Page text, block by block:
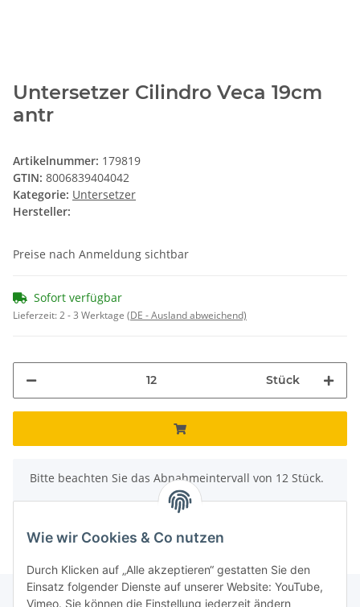
Untersetzer Cilindro Veca 19cm
antr
Artikelnummer: 179819
GTIN: 8006839404042
Kategorie: Untersetzer
Hersteller:
Preise nach Anmeldung sichtbar
Sofort verfügbar
Lieferzeit:2 - 3 Werktage (DE - Ausland abweichend)
Stück
x
Bitte beachten Sie das Abnahmeintervall von 12 Stück.
Wie wir Cookies & Co nutzen
Durch Klicken auf „Alle akzeptieren“ gestatten Sie den
Einsatz folgender Dienste auf unserer Website: YouTube,
Vimeo. Sie können die Einstellung jederzeit ändern